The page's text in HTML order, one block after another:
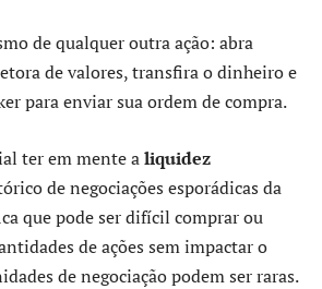
de qualquer outra ação: abra
de valores, transfira o dinheiro e
para enviar sua ordem de compra.
ter em mente aliquidez
de negociações esporádicas da
que pode ser difícil comprar ou
de ações sem impactar o
de negociação podem ser raras.